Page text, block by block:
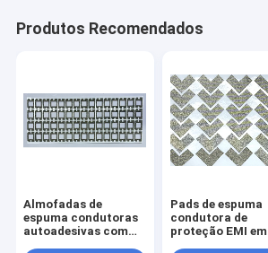
Produtos Recomendados
Almofadas de
espuma condutoras
autoadesivas com
Pads de espuma
condutora de
proteção EMI em